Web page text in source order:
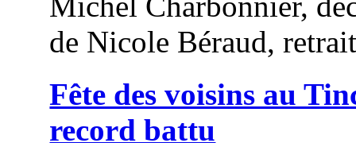
de Nicole Béraud,
Fête des voisins au
record battu